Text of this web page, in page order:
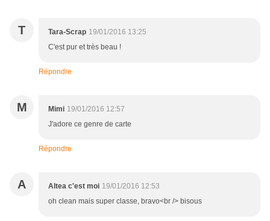
T Tara-Scrap 19/01/2016 13:25
C'est pur et très beau !
Répondre
M Mimi 19/01/2016 12:57
J'adore ce genre de carte
Répondre
A Altea c'est moi 19/01/2016 12:53
oh clean mais super classe, bravo<br /> bisous